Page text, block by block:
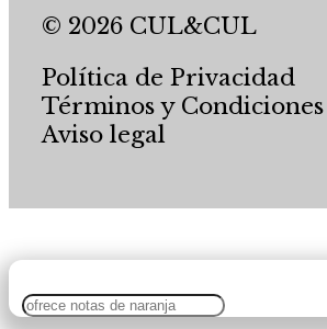
© 2026 CUL&CUL
Política de Privacidad
Términos y Condiciones
Aviso legal